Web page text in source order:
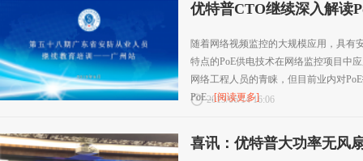
优特普CTO继续深入解读
随着网络视频监控的大规模应用，具有
特点的PoE供电技术在网络监控项目中
网络工程人员的青睐，但目前业内对
PoE...[阅读更多]
2019/06/14 16:06
喜讯：优特普大功率无风